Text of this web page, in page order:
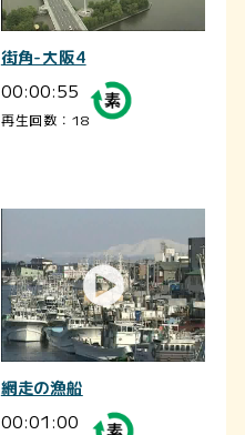
街角-大阪4
00:00:55
再生回数：18
網走の漁船
00:01:00